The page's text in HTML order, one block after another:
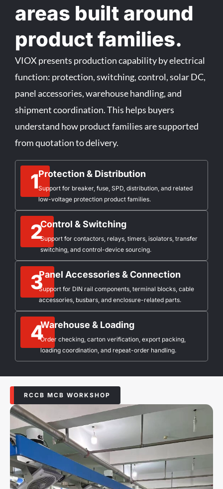
areas built around
product families.
VIOX presents production capability by electrical
function: protection, switching, control, solar DC,
panel accessories, warehouse handling, and
shipment coordination. This helps buyers
understand how product families are supported
from quotation to delivery.
1Protection & Distribution
Support for breaker, fuse, SPD, distribution, and related
low-voltage protection product families.
2Control & Switching
Support for contactors, relays, timers, isolators, transfer
switching, and control-device sourcing.
3Panel Accessories & Connection
Support for DIN rail components, terminal blocks, cable
accessories, busbars, and enclosure-related parts.
4Warehouse & Loading
Order checking, carton verification, export packing,
loading coordination, and repeat-order handling.
RCCB MCB WORKSHOP​